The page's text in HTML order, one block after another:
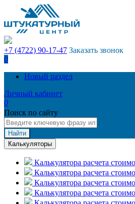
+7 (4722) 90-17-47 Заказать звонок
0
Новый раздел
Личный кабинет
0
Поиск по сайту
Найти
Калькуляторы
Калькулятора расчета
Калькулятора расчета
Калькулятора расчета
Калькулятора расчета